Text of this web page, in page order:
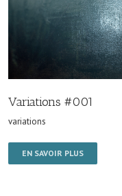
Variations #001
variations
EN SAVOIR PLUS